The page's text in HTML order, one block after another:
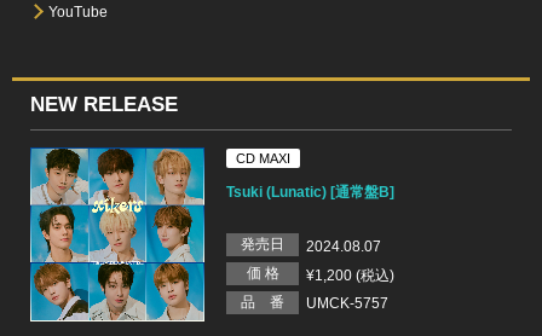
YouTube
NEW RELEASE
CD MAXI
Tsuki (Lunatic) [通常盤B]
発売日
2024.08.07
価 格
¥1,200 (税込)
品 番
UMCK-5757